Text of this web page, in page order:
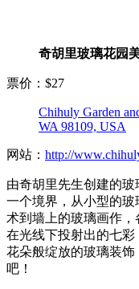
奇胡里玻璃花园
票价：$27
Chihuly Garden
WA 98109, USA
网站： http://
由奇胡里先生创建的
一个境界，从小型的
术到墙上的玻璃画作
在光线下投射出的七
花朵般绽放的玻璃装
吧！